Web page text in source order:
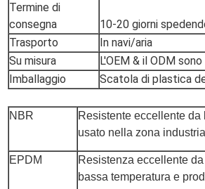
Termine di
consegna
10-20 giorni
Trasporto
In navi/aria
Su misura
L'OEM & il ODM
Imballaggio
Scatola di plastica
NBR
Resistente eccellente
usato nella zona
EPDM
Resistenza eccellente
bassa temperatura e